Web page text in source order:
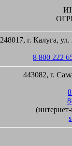
248017, г. Калуга,
8 800 222
443082, г.